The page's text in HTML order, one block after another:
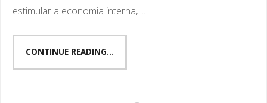
estimular a economia interna, ...
CONTINUE READING...